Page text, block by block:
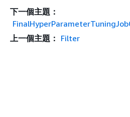
下一個主題：
上一個主題： Filter